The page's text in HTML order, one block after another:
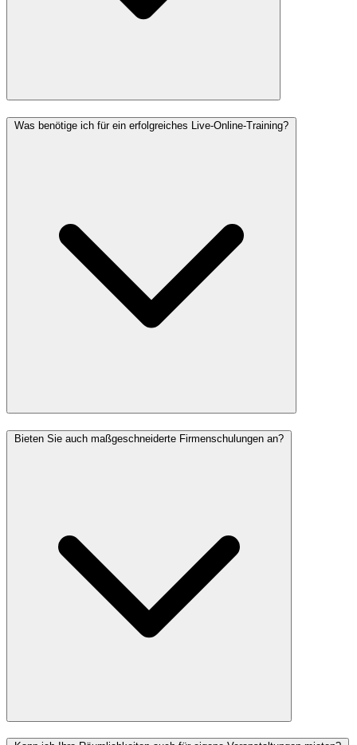
Was benötige ich für ein erfolgreiches Live-Online-Training?
Bieten Sie auch maßgeschneiderte Firmenschulungen an?